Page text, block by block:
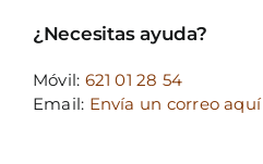
¿Necesitas ayuda?
Móvil: 621 01 28 54
Email: Envía un correo aquí